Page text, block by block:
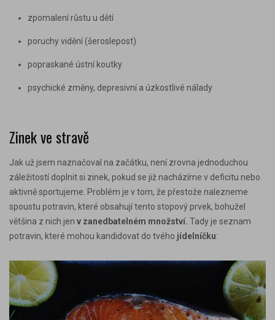
zpomalení růstu u dětí
poruchy vidění (šeroslepost)
popraskané ústní koutky
psychické změny, depresivní a úzkostlivé nálady
Zinek ve stravě
Jak už jsem naznačoval na začátku, není zrovna jednoduchou
záležitostí doplnit si zinek, pokud se již nacházíme v deficitu nebo
aktivně sportujeme. Problém je v tom, že přestože nalezneme
spoustu potravin, které obsahují tento stopový prvek, bohužel
většina z nich jen v zanedbatelném množství. Tady je seznam
potravin, které mohou kandidovat do tvého jídelníčku: